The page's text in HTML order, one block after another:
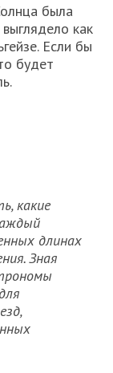
была
как
Если бы
будет
какие
длинах
Зная